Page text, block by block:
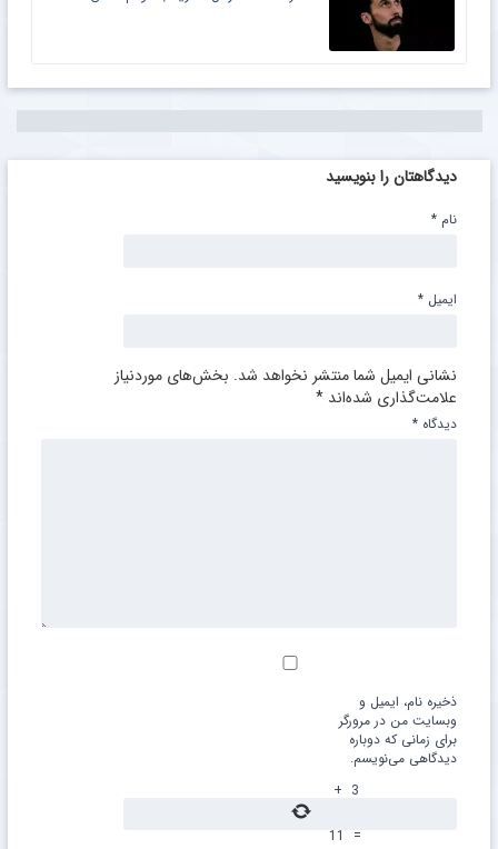
دیدگاهتان را بنویسید
نشانی ایمیل شما منتشر نخواهد شد. بخش‌های موردنیاز
علامت‌گذاری شده‌اند *
دیدگاه *
نام *
ایمیل *
ذخیره نام، ایمیل و
وبسایت من در مرورگر
برای زمانی که دوباره
دیدگاهی می‌نویسم.
3
+
=
11